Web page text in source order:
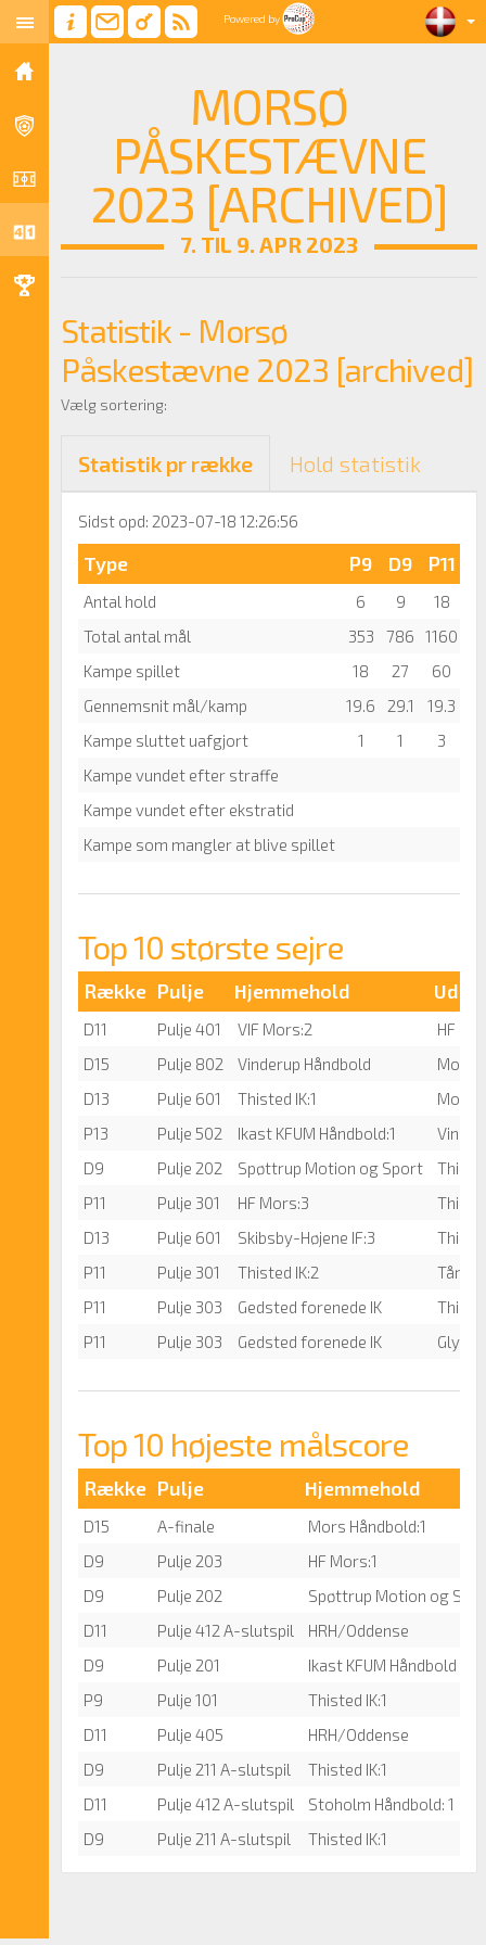
Powered by
MORSØ
PÅSKESTÆVNE
2023 [ARCHIVED]
7. TIL 9. APR 2023
Statistik - Morsø
Påskestævne 2023 [archived]
Vælg sortering:
Statistik pr række Hold statistik
Sidst opd: 2023-07-18 12:26:56
Type P9 D9 P11
Antal hold 6 9 18
Total antal mål
353 786 1160
Kampe spillet
18 27 60
Gennemsnit mål/kamp
19.6 29.1 19.3
Kampe sluttet uafgjort
1 1 3
Kampe vundet efter straffe
Kampe vundet efter ekstratid
Kampe som mangler at blive spillet
Top 10 største sejre
Række Pulje Hjemmehold
D11 Pulje 401 VIF Mors:2
HF
D15
Pulje 802 Vinderup Håndbold
Mors
D13
Pulje 601 Thisted IK:1
P13
Pulje 502 Ikast KFUM Håndbold:1
D9
Pulje 202 Spøttrup Motion og Sport
P11
Pulje 301 HF Mors:3
D13
Pulje 601 Skibsby-Højene IF:3
P11
Pulje 301 Thisted IK:2
Tårs/
P11
Pulje 303 Gedsted forenede IK
P11
Pulje 303 Gedsted forenede IK
Top 10 højeste målscore
Række Pulje Hjemmehold
D15 A-finale
Mors Håndbold:1
D9
Pulje 203
HF Mors:1
D9
Pulje 202
Spøttrup Motion og
D11
Pulje 412 A-slutspil
HRH/Oddense
D9
Pulje 201
Ikast KFUM Håndbold
P9
Pulje 101
Thisted IK:1
D11
Pulje 405
HRH/Oddense
D9
Pulje 211 A-slutspil
Thisted IK:1
D11
Pulje 412 A-slutspil
Stoholm Håndbold: 1
D9
Pulje 211 A-slutspil Thisted IK:1